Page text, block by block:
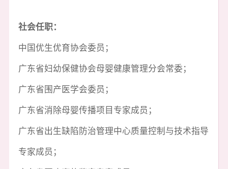
社会任职：
中国优生优育协会委员；
广东省妇幼保健协会母婴健康管理分会常委；
广东省围产医学会委员；
广东省消除母婴传播项目专家成员；
广东省出生缺陷防治管理中心质量控制与技术指导
专家成员；